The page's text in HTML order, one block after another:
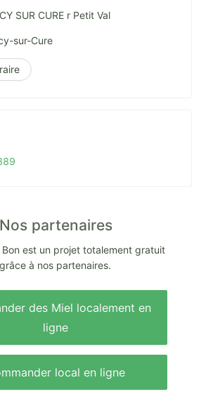
SUR CURE r Petit Val
sur-Cure
Nos partenaires
Bon est un projet totalement gratuit
grâce à nos partenaires.
des Miel localement en
ligne
local en ligne